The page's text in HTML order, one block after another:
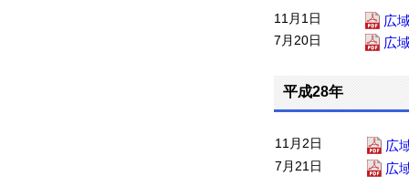
11月1日 広
7月20日 広
平成28年
11月2日 広
7月21日 広